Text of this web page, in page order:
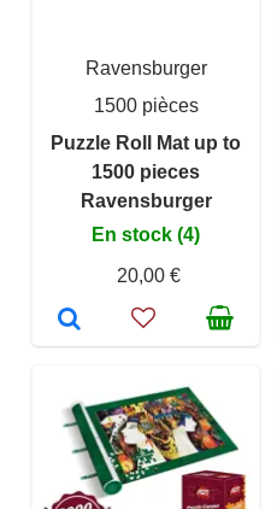
Ravensburger
1500 pièces
Puzzle Roll Mat up to
1500 pieces
Ravensburger
En stock (4)
20,00 €